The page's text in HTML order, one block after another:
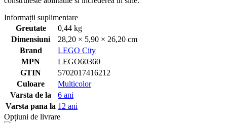
Informații suplimentare
Greutate
0,44 kg
Dimensiuni
28,20 × 5,90 × 26,20 cm
Brand
LEGO City
MPN
LEGO60360
GTIN
5702017416212
Culoare
Multicolor
Varsta de la
6 ani
Varsta pana la 12 ani
Opțiuni de livrare